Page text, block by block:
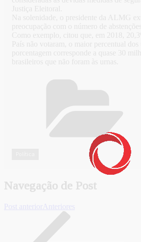
Justiça Eleitoral.
Na solenidade, o presidente da ALMG
preocupação com o número de
Como exemplo, citou que, em 2018,
País não votaram, o maior percentual
porcentagem corresponde a quase 30
brasileiros que não foram às urnas.
Navegação de Post
Post anterior Anteriores